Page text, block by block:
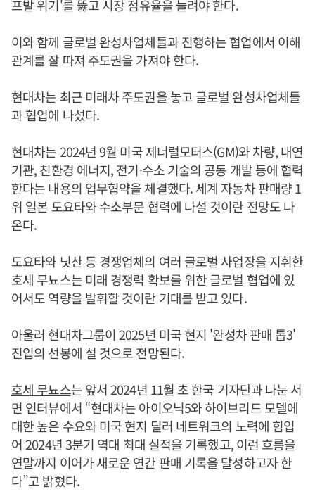
프발 위기'를 뚫고 시장 점유율을 늘려야 한다.
이와 함께 글로벌 완성차업체들과 진행하는 협업에서 이해
관계를 잘 따져 주도권을 가져야 한다.
현대차는 최근 미래차 주도권을 놓고 글로벌 완성차업체들
과 협업에 나섰다.
현대차는 2024년 9월 미국 제너럴모터스(GM)와 차량, 내연
기관, 친환경 에너지, 전기·수소 기술의 공동 개발 등에 협력
한다는 내용의 업무협약을 체결했다. 세계 자동차 판매량 1
위 일본 도요타와 수소부문 협력에 나설 것이란 전망도 나
온다.
도요타와 닛산 등 경쟁업체의 여러 글로벌 사업장을 지휘한
호세 무뇨스는 미래 경쟁력 확보를 위한 글로벌 협업에 있
어서도 역량을 발휘할 것이란 기대를 받고 있다.
아울러 현대차그룹이 2025년 미국 현지 '완성차 판매 톱3'
진입의 선봉에 설 것으로 전망된다.
호세 무뇨스는 앞서 2024년 11월 초 한국 기자단과 나눈 서
면 인터뷰에서 “현대차는 아이오닉5와 하이브리드 모델에
대한 높은 수요와 미국 현지 딜러 네트워크의 노력에 힘입
어 2024년 3분기 역대 최대 실적을 기록했고, 이런 흐름을
연말까지 이어가 새로운 연간 판매 기록을 달성하고자 한
다”고 밝혔다.